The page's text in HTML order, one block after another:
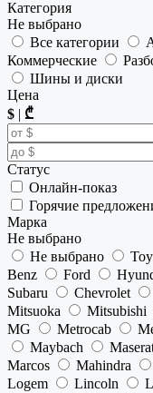
Категория
Не выбрано
Все категории
Коммерческие
Шины и диски
Цена
$ | ₾
Статус
Онлайн-показ
Горячие
Марка
Не выбрано
Не выбрано
Benz
Ford
Subaru
Chevrolet
Mitsuoka
Mitsubishi
MG
Metrocab
Maybach
Marcos
Mahindra
Logem
Lincoln